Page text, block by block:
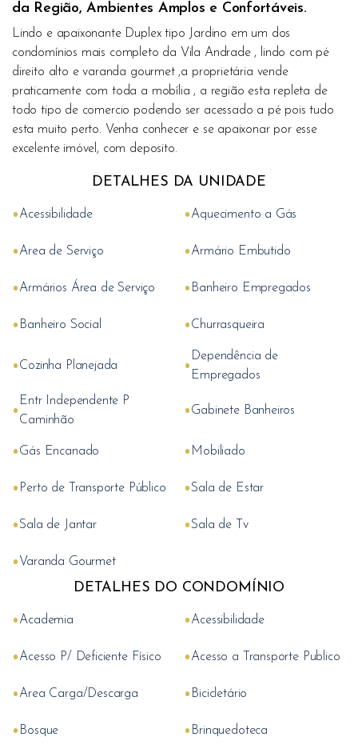
da Região, Ambientes Amplos e Confortáveis.
Lindo e apaixonante Duplex tipo Jardino em um dos
condomínios mais completo da Vila Andrade , lindo com pé
direito alto e varanda gourmet ,a proprietária vende
praticamente com toda a mobília , a região esta repleta de
todo tipo de comercio podendo ser acessado a pé pois tudo
esta muito perto. Venha conhecer e se apaixonar por esse
excelente imóvel, com deposito.
DETALHES DA UNIDADE
•Acessibilidade •Aquecimento a Gás
•Area de Serviço •Armário Embutido
•Armários Área de Serviço • Banheiro Empregados
• Banheiro Social •Churrasqueira
•Cozinha Planejada • Dependência de
Empregados
• Entr Independente P
Caminhão
•Gabinete Banheiros
•Gás Encanado • Mobiliado
• Perto de Transporte Público •Sala de Estar
•Sala de Jantar •Sala de Tv
•Varanda Gourmet
DETALHES DO CONDOMÍNIO
•Academia •Acessibilidade
•Acesso P/ Deficiente Físico •Acesso a Transporte Publico
•Area Carga/Descarga • Bicicletário
• Bosque • Brinquedoteca